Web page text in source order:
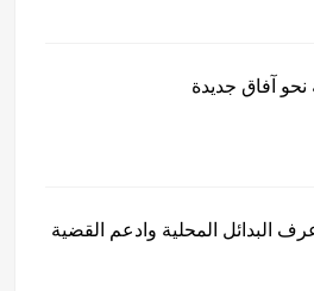
نحو آفاق جديدة
البدائل المحلية وادعم القضية